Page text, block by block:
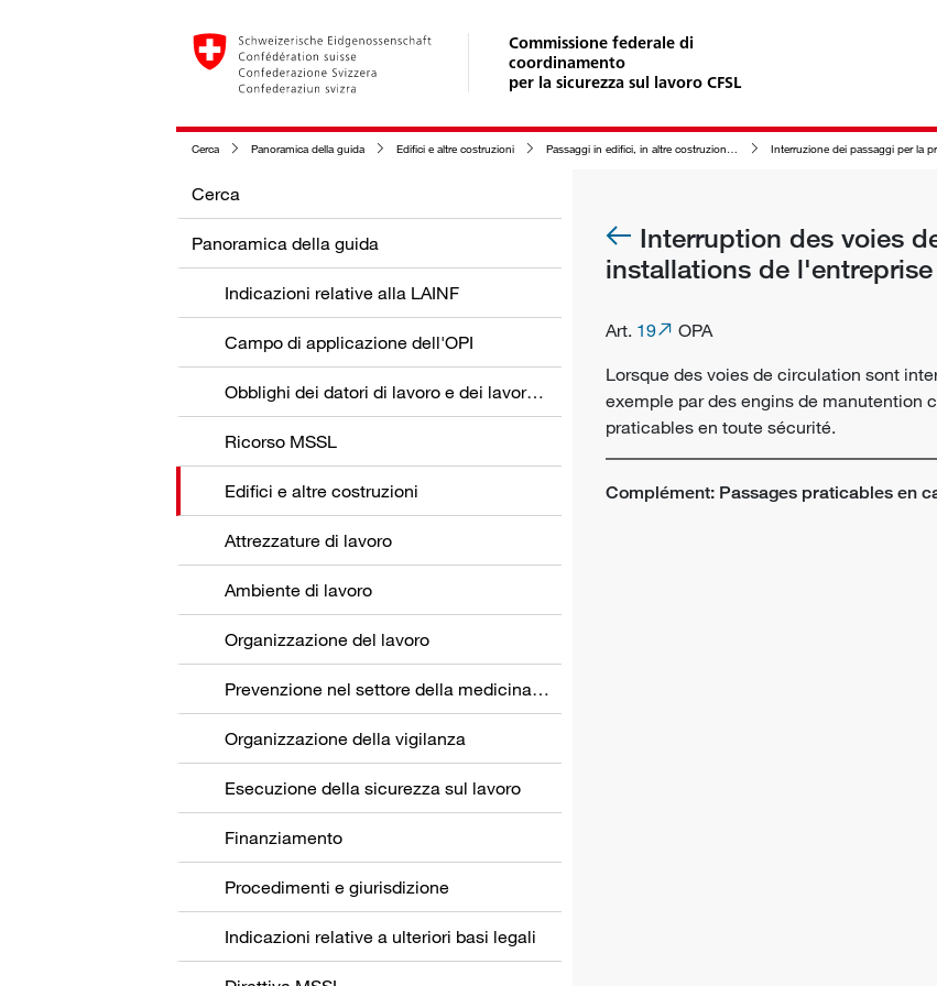
Commissione federale di
coordinamento
per la sicurezza sul lavoro CFSL
Cerca Panoramica della guida Edifici e altre costruzioni Passaggi in edifici, in altre costruzioni e nelle zone circostanti Interruzione dei passaggi per la presenza di installazioni
Cerca
Panoramica della guida
Indicazioni relative alla LAINF
Campo di applicazione dell'OPI
Obblighi dei datori di lavoro e dei lavoratori
Ricorso MSSL
Edifici e altre costruzioni
Attrezzature di lavoro
Ambiente di lavoro
Organizzazione del lavoro
Prevenzione nel settore della medicina del lavoro
Organizzazione della vigilanza
Esecuzione della sicurezza sul lavoro
Finanziamento
Procedimenti e giurisdizione
Indicazioni relative a ulteriori basi legali
Interruption des voies
installations de l'entreprise
Art. 19
OPA
Lorsque des voies de circulation sont
exemple par des engins de manutention
praticables en toute sécurité.
Complément: Passages praticables en